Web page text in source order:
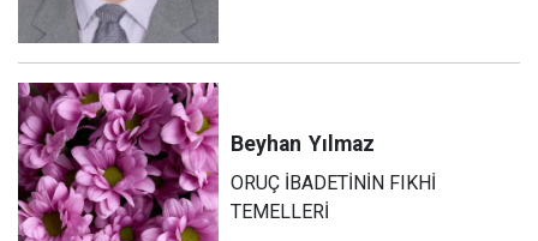
Beyhan Yılmaz
ORUÇ İBADETİNİN FIKHİ
TEMELLERİ